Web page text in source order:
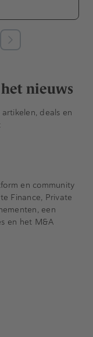
nieuws
deals en
en community
Finance, Private
een
en het M&A